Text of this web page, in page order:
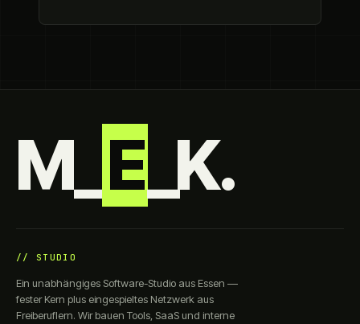
M_E_K.
// STUDIO
Ein unabhängiges Software-Studio aus Essen —
fester Kern plus eingespieltes Netzwerk aus
Freiberuflern. Wir bauen Tools, SaaS und interne